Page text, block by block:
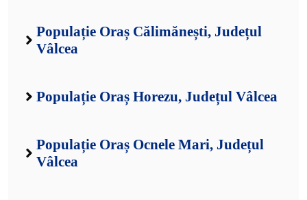
Populație Oraș Călimănești, Județul
Vâlcea
Populație Oraș Horezu, Județul Vâlcea
Populație Oraș Ocnele Mari, Județul
Vâlcea